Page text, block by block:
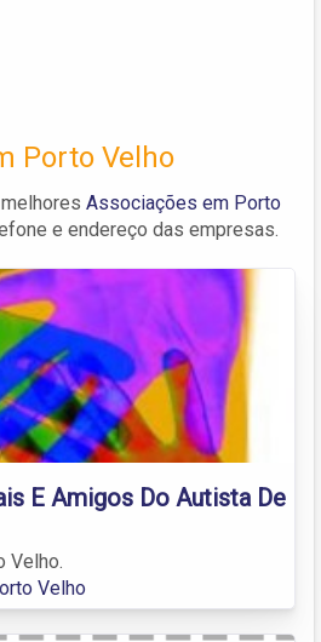
Porto Velho
Associações em Porto
e endereço das empresas.
E Amigos Do Autista De
Velho.
Velho